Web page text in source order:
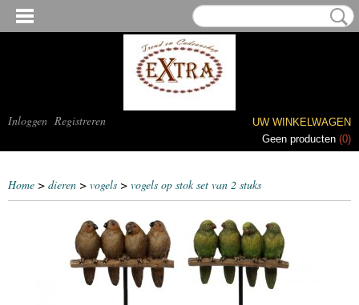
Inloggen Registreren
UW WINKELWAGEN
Geen producten (0)
Home > dieren > vogels > vogels op stok set van 2 stuks